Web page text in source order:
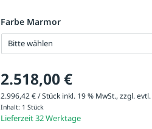
Farbe Marmor
Bitte wählen
2.518,00 €
2.996,42 € / Stück inkl. 19 % MwSt., zzgl. evtl.
Inhalt: 1 Stück
Lieferzeit 32 Werktage